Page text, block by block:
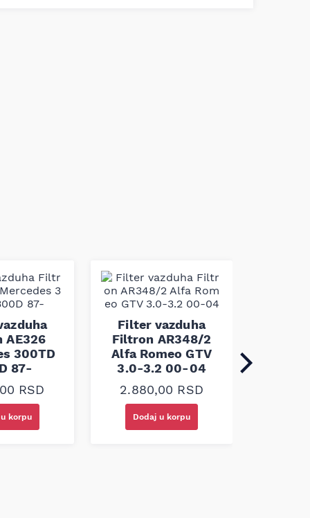
AE326
300TD
87-
RSD
korpu
Filter vazduha
Filtron AR348/2
Alfa Romeo GTV
3.0-3.2 00-04
2.880,00 RSD
Dodaj u korpu